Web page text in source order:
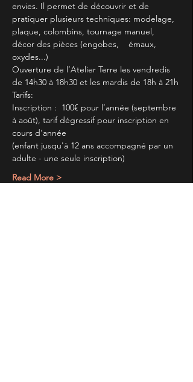
envies. Il permet de découvrir et de
pratiquer plusieurs techniques: modelage,
plaque, colombins, tournage manuel,
décor des pièces (engobes,    émaux,
oxydes...)
Ouverture de l’Atelier Terre les vendredis
de 14h30 à 18h30 et les mardis de 18h à 21h
Tarifs:
Inscription :  100€ pour l’année (septembre
à août), tarif dégressif pour inscription en
cours d'année
(enfant jusqu'à 12 ans accompagné par un
adulte - une seule inscription)
Read More >